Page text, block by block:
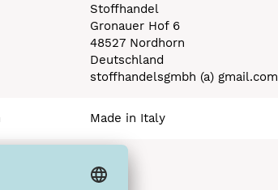
Stoffhandel
Gronauer Hof 6
48527 Nordhorn
Deutschland
stoffhandelsgmbh (a) gmail.com
Made in Italy
geringer Stufe 110°C